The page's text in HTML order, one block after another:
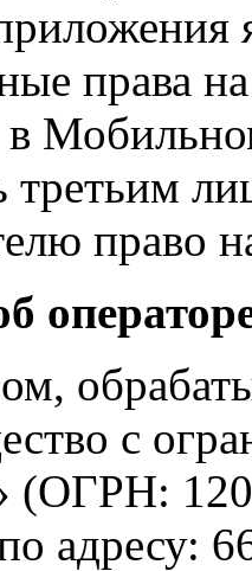
права
третьим
право
с
(ОГРН:
адресу: